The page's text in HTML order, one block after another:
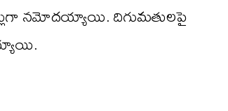
నమోదయ్యాయి. దిగుమతులపై